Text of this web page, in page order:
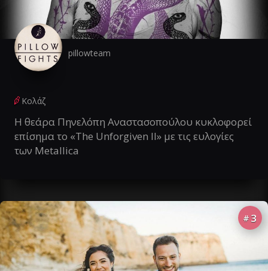
pillowteam
Κολάζ
Η θεάρα Πηνελόπη Αναστασοπούλου κυκλοφορεί
επίσημα το «The Unforgiven II» με τις ευλογίες
των Metallica
# 3